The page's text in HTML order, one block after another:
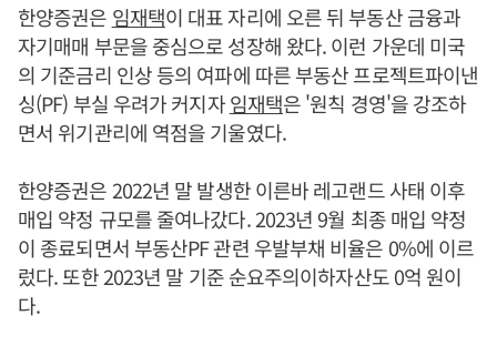
한양증권은 임재택이 대표 자리에 오른 뒤 부동산 금융과
자기매매 부문을 중심으로 성장해 왔다. 이런 가운데 미국
의 기준금리 인상 등의 여파에 따른 부동산 프로젝트파이낸
싱(PF) 부실 우려가 커지자임재택은 '원칙 경영'을 강조하
면서 위기관리에 역점을 기울였다.
한양증권은 2022년 말 발생한 이른바 레고랜드 사태 이후
매입 약정 규모를 줄여나갔다. 2023년 9월 최종 매입 약정
이 종료되면서 부동산PF 관련 우발부채 비율은 0%에 이르
렀다. 또한 2023년 말 기준 순요주의이하자산도 0억 원이
다.